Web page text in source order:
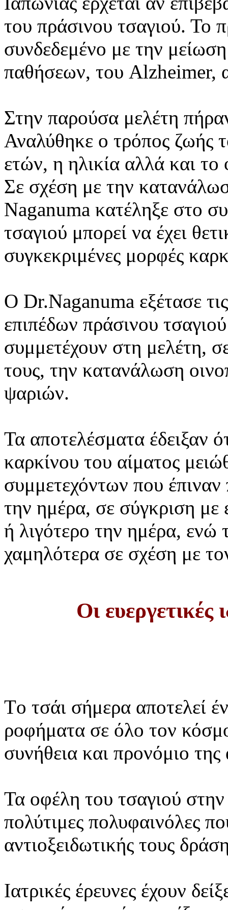
του πράσινου τσαγιού. Το
συνδεδεμένο με την
παθήσεων, του Alzheimer,
Στην παρούσα μελέτη
Αναλύθηκε ο τρόπος ζωής
ετών, η ηλικία αλλά και το
Σε σχέση με την
Naganuma κατέληξε στο
τσαγιού μπορεί να έχει
συγκεκριμένες μορφές
Ο Dr.Naganuma εξέτασε
επιπέδων πράσινου
συμμετέχουν στη μελέτη,
τους, την κατανάλωση
ψαριών.
Τα αποτελέσματα έδειξαν
καρκίνου του αίματος
συμμετεχόντων που έπιναν
την ημέρα, σε σύγκριση με
ή λιγότερο την ημέρα,
χαμηλότερα σε σχέση με
Οι ευεργετικές
Tο τσάι σήμερα αποτελεί
ροφήματα σε όλο τον
συνήθεια και προνόμιο της
Τα οφέλη του τσαγιού στην
πολύτιμες πολυφαινόλες
αντιοξειδωτικής τους
Ιατρικές έρευνες έχουν